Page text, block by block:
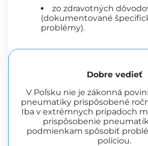
zo zdravotných
(dokumentované
problémy).
Dobre vedieť
V Poľsku nie je zákonná
pneumatiky prispôsobené
Iba v extrémnych prípadoch
prispôsobenie
podmienkam spôsobiť
políciou.